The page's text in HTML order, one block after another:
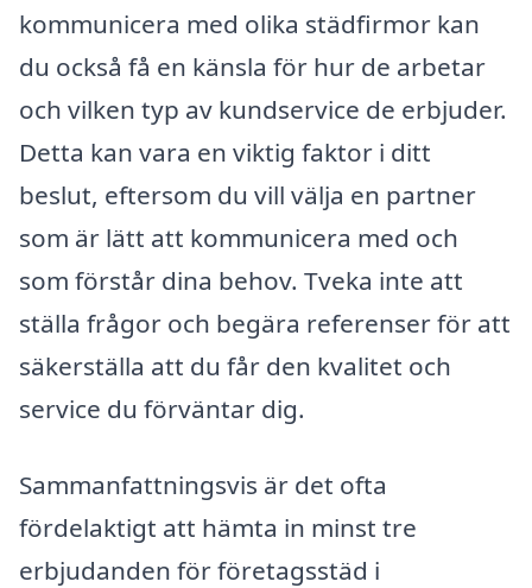
kommunicera med olika städfirmor kan
du också få en känsla för hur de arbetar
och vilken typ av kundservice de erbjuder.
Detta kan vara en viktig faktor i ditt
beslut, eftersom du vill välja en partner
som är lätt att kommunicera med och
som förstår dina behov. Tveka inte att
ställa frågor och begära referenser för att
säkerställa att du får den kvalitet och
service du förväntar dig.
Sammanfattningsvis är det ofta
fördelaktigt att hämta in minst tre
erbjudanden för företagsstäd i